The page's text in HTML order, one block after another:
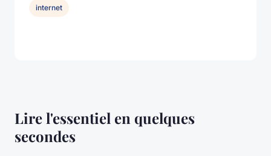
Lire l'essentiel en quelques
secondes
internet